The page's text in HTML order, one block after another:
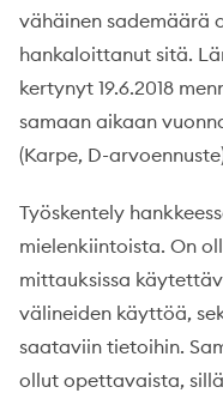
vähäinen sademäärä
hankaloittanut sitä.
kertynyt 19.6.2018
samaan aikaan
(Karpe, D-
Työskentely
mielenkiintoista. On
mittauksissa
välineiden käyttöä,
saataviin tietoihin.
ollut opettavaista,